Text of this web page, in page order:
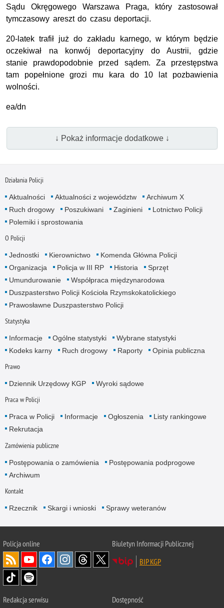
Sądu Okręgowego Warszawa Praga, który zastosował
tymczasowy areszt do czasu deportacji.
20-latek trafił już do zakładu karnego, w którym będzie
oczekiwał na konwój deportacyjny do Austrii, gdzie
stanie prawdopodobnie przed sądem. Za przestępstwa
tam popełnione grozi mu kara do 10 lat pozbawienia
wolności.
ea/dn
↓ Pokaż informacje dodatkowe ↓
Działania Policji
Aktualności Aktualności z województw
Archiwum X
Ruch drogowy
Poszukiwani Zaginieni
Lotnictwo Policji
Polemiki i sprostowania
O Policji
Jednostki Kierownictwo
Komenda Główna Policji
Organizacja
Policja w III RP Historia
Sprzęt
Umundurowanie
Współpraca międzynarodowa
Duszpasterstwo Policji Kościoła Rzymskokatolickiego
Prawosławne Duszpasterstwo Policji
Statystyka
Informacje Ogólne statystyki
Wybrane statystyki
Kodeks karny
Ruch drogowy Raporty Opinia publiczna
Prawo
Dziennik Urzędowy KGP Wyroki sądowe
Praca w Policji
Praca w Policji Informacje Ogłoszenia
Listy rankingowe
Rekrutacja
Zamówienia publiczne
Postępowania o zamówienia
Postępowania podprogowe
Archiwum
Kontakt
Rzecznik Skargi i wnioski Sprawy weteranów
Policjaonline
Biuletyn Informacji Publicznej
BIP KGP
Redakcja serwisu Dostępność